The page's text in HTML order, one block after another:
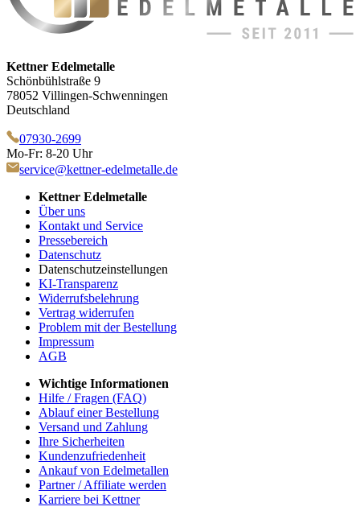
Kettner Edelmetalle
Schönbühlstraße 9
78052 Villingen-Schwenningen
Deutschland
07930-2699
Mo-Fr: 8-20 Uhr
service@kettner-edelmetalle.de
Kettner Edelmetalle
Über uns
Kontakt und Service
Pressebereich
Datenschutz
Datenschutzeinstellungen
KI-Transparenz
Widerrufsbelehrung
Vertrag widerrufen
Problem mit der Bestellung
Impressum
AGB
Wichtige Informationen
Hilfe / Fragen (FAQ)
Ablauf einer Bestellung
Versand und Zahlung
Ihre Sicherheiten
Kundenzufriedenheit
Ankauf von Edelmetallen
Partner / Affiliate werden
Karriere bei Kettner